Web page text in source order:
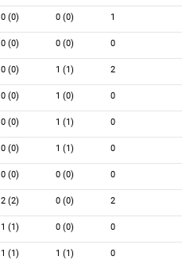
0 (0) 0 (0) 1
0 (0) 0 (0) 0
0 (0) 1 (1) 2
0 (0) 1 (0) 0
0 (0) 1 (1) 0
0 (0) 1 (1) 0
0 (0) 0 (0) 0
2 (2) 0 (0) 2
1 (1) 0 (0) 0
1 (1) 1 (1) 0